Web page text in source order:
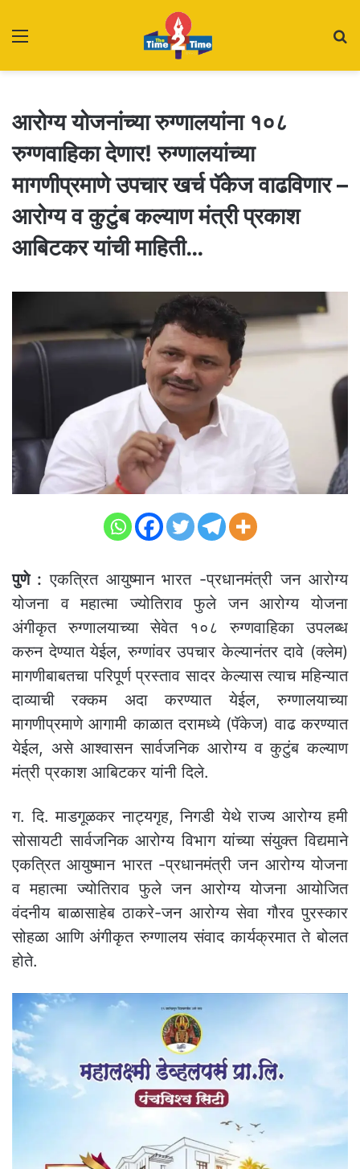
आरोग्य योजनांच्या रुग्णालयांना १०८
रुग्णवाहिका देणार! रुग्णालयांच्या
मागणीप्रमाणे उपचार खर्च पॅकेज वाढविणार –
आरोग्य व कुटुंब कल्याण मंत्री प्रकाश
आबिटकर यांची माहिती…
पुणे : एकत्रित आयुष्मान भारत -प्रधानमंत्री जन आरोग्य
योजना व महात्मा ज्योतिराव फुले जन आरोग्य योजना
अंगीकृत रुग्णालयाच्या सेवेत १०८ रुग्णवाहिका उपलब्ध
करुन देण्यात येईल, रुग्णांवर उपचार केल्यानंतर दावे (क्लेम)
मागणीबाबतचा परिपूर्ण प्रस्ताव सादर केल्यास त्याच महिन्यात
दाव्याची रक्कम अदा करण्यात येईल, रुग्णालयाच्या
मागणीप्रमाणे आगामी काळात दरामध्ये (पॅकेज) वाढ करण्यात
येईल, असे आश्वासन सार्वजनिक आरोग्य व कुटुंब कल्याण
मंत्री प्रकाश आबिटकर यांनी दिले.
ग. दि. माडगूळकर नाट्यगृह, निगडी येथे राज्य आरोग्य हमी
सोसायटी सार्वजनिक आरोग्य विभाग यांच्या संयुक्त विद्यमाने
एकत्रित आयुष्मान भारत -प्रधानमंत्री जन आरोग्य योजना
व महात्मा ज्योतिराव फुले जन आरोग्य योजना आयोजित
वंदनीय बाळासाहेब ठाकरे-जन आरोग्य सेवा गौरव पुरस्कार
सोहळा आणि अंगीकृत रुग्णालय संवाद कार्यक्रमात ते बोलत
होते.